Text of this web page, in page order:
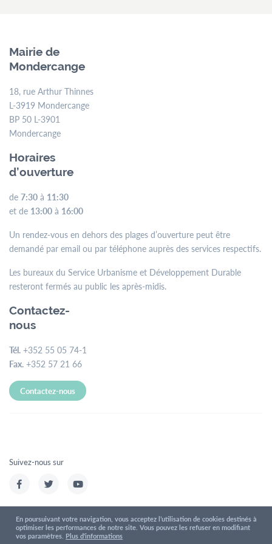
Mairie de
Mondercange
18, rue Arthur Thinnes
L-3919 Mondercange
BP 50 L-3901
Mondercange
Horaires
d’ouverture
de 7:30 à 11:30
et de 13:00 à 16:00
Un rendez-vous en dehors des plages d’ouverture peut être
demandé par email ou par téléphone auprès des services respectifs.
Les bureaux du Service Urbanisme et Développement Durable
resteront fermés au public les après-midis.
Contactez-
nous
Tél. +352 55 05 74-1
Fax. +352 57 21 66
Contactez-nous
Suivez-nous sur
Conditions d'utilisations Politique de confidentialité
En poursuivant votre navigation, vous acceptez l’utilisation de cookies destinés à
optimiser les performances de notre site. Vous pouvez les refuser en modifiant
vos paramètres. Plus d'informations